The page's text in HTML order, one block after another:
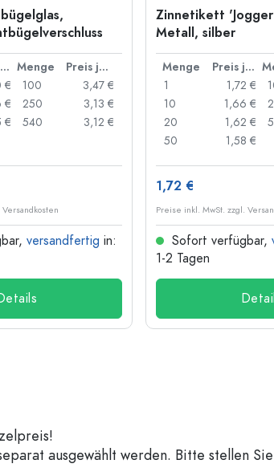
Preis je Stück Menge
Preis je Stück
€
€
€
100
3,47 €
250
3,13 €
540
3,12 €
versandfertig in:
Zinnetikett
Metall, silber
Menge Preis je Stück
1
1,72 €
10
1,66 €
20
1,62 €
50
1,58 €
1,72 €
Preise inkl. MwSt. zzgl.
Sofort verfügbar,
1-2 Tagen
ausgewählt werden. Bitte stellen